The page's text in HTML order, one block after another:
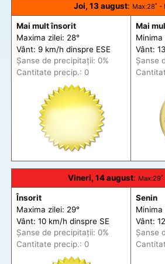
Joi, 13 august: Max:28˚ -
Mai mult însorit
Maxima zilei: 28°
Vânt: 9 km/h dinspre ESE
Șanse de precipitații: 0%
Cantitate precip.: 0
Mai
Minima
Vânt:
Șanse
Vineri, 14 august: Max
Însorit
Maxima zilei: 29°
Vânt: 10 km/h dinspre SE
Șanse de precipitații: 0%
Cantitate precip.: 0
Senin
Minima
Vânt:
Șanse